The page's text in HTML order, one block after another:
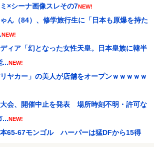
×シーナ画像スレその7NEW!
ん（84）、修学旅行生に「日本も原爆を持た
NEW!
ディア「幻となった女性天皇。日本皇族に韓半
...NEW!
ヤカー」の美人が店舗をオープンｗｗｗｗｗ
会、開催中止を発表 場所時刻不明・許可な
...NEW!
65-67モンゴル ハーパーは猛DFから15得